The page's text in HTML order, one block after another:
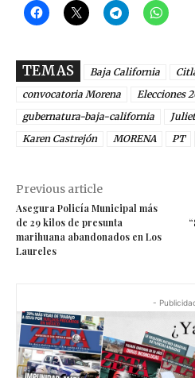
TEMAS Baja California
convocatoria Morena
Elecciones
gubernatura-baja-california
Karen Castrejón
MORENA PT
Previous article
Asegura Policía Municipal más
de 29 kilos de presunta
marihuana abandonados en Los
Laureles
-